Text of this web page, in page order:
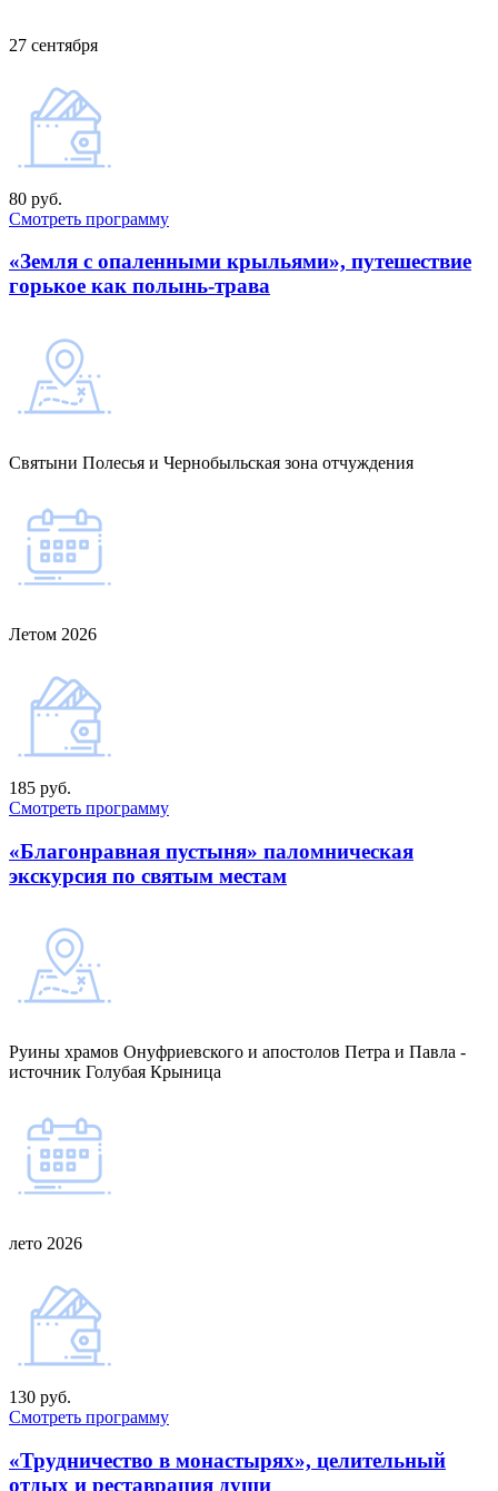
27 сентября
80 руб.
Смотреть программу
«Земля с опаленными крыльями», путешествие
горькое как полынь-трава
Святыни Полесья и Чернобыльская зона отчуждения
Летом 2026
185 руб.
Смотреть программу
«Благонравная пустыня» паломническая
экскурсия по святым местам
Руины храмов Онуфриевского и апостолов Петра и Павла -
источник Голубая Крыница
лето 2026
130 руб.
Смотреть программу
«Трудничество в монастырях», целительный
отдых и реставрация души